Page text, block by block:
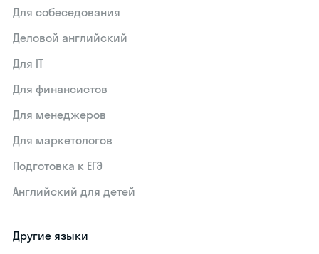
Для собеседования
Деловой английский
Для IT
Для финансистов
Для менеджеров
Для маркетологов
Подготовка к ЕГЭ
Английский для детей
Другие языки